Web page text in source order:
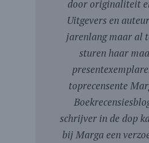
door originaliteit
Uitgevers en
jarenlang maar al
sturen haar
toprecensente
schrijver in de dop
bij Marga een